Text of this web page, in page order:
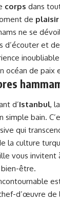
corps dans
de plaisir
ne se
d’écouter et
océan de paix
d’Istanbul,
simple bain.
qui
la culture
vous invitent
être.
d’œuvre